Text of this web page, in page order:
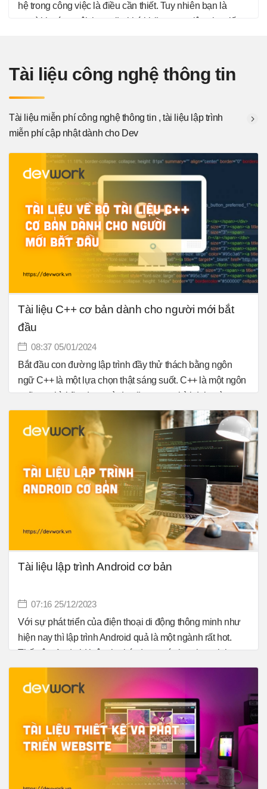
hệ trong công việc là điều cần thiết. Tuy nhiên bạn là
người hướng nội, bạn gặp khó khăn trong việc giao tiếp
Tài liệu công nghệ thông tin
Tài liệu miễn phí công nghệ thông tin , tài liệu lập trình
miễn phí cập nhật dành cho Dev
Tài liệu C++ cơ bản dành cho người mới bắt
đầu
08:37 05/01/2024
Bắt đầu con đường lập trình đầy thử thách bằng ngôn
ngữ C++ là một lựa chọn thật sáng suốt. C++ là một ngôn
ngữ cực kỳ hữu dụng và đa năng trong thời đại ngày nay.
Nó được thể hiện ở rất nhiều mảng xoay xung quanh các
vấn đề về cấu trúc dữ liệu và tối ưu code. Sự đa năng
không ngừng ở đó. Sự cần thiết của C++ còn được thể
hiện ở mảng lập trình ứng dụng và web. Quan trọng và
cấp thiết là thế, điều quan trọng bạn phải là người nắm
bắt kỹ hơn về những vấn đề cơ bản đó.
Tài liệu lập trình Android cơ bản
07:16 25/12/2023
Với sự phát triển của điện thoại di động thông minh như
hiện nay thì lập trình Android quả là một ngành rất hot.
Thế nên, Android luôn thu hút được các bạn học sinh,
sinh viên và người mới học quan tâm, lựa chọn là mảng
chính để bắt đầu học IT. Trong quá trình tìm hiểu, chắc
chắn các bạn sẽ cần những tài liệu học tập chất lượng.
Bài viết này, Devwork giới thiệu đến bạn bộ tài liệu lập
trình Android Tiếng Việt PDF cơ bản.